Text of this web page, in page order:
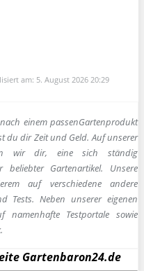
am: 5. August 2026 20:29
einem passenGartenprodukt
du dir Zeit und Geld. Auf unserer
wir dir, eine sich ständig
beliebter Gartenartikel. Unsere
auf verschiedene andere
Tests. Neben unserer eigenen
Testportale sowie
Gartenbaron24.de